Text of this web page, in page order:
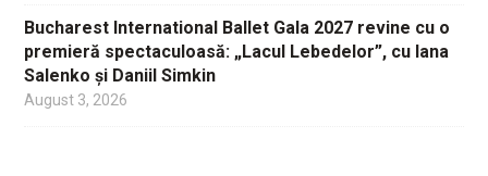
Bucharest International Ballet Gala 2027 revine cu o
premieră spectaculoasă: „Lacul Lebedelor”, cu Iana
Salenko și Daniil Simkin
August 3, 2026